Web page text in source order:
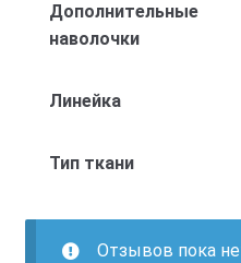
Дополнительные
наволочки
Линейка
Тип ткани
Отзывов пока